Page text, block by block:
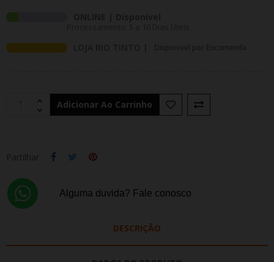
Adicionar Ao Carrinho
Alguma duvida? Fale conosco
DESCRIÇÃO